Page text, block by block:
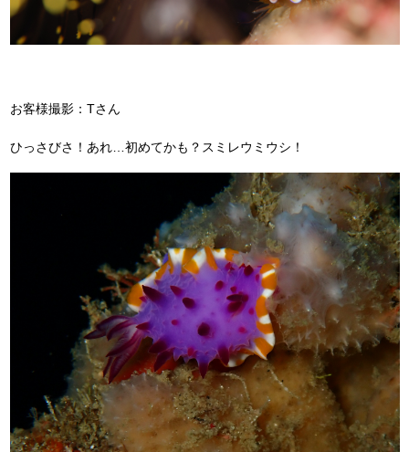
お客様撮影：Tさん
ひっさびさ！あれ…初めてかも？スミレウミウシ！